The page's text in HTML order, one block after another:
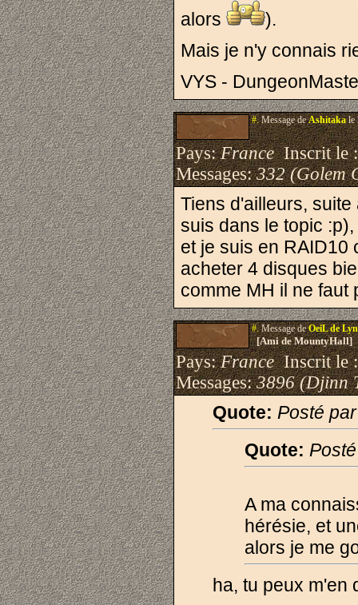
alors
).
Mais je n'y connais
VYS -
#.Message deAshitakale
Pays:FranceInscrit le
Messages:332 (Golem
Tiens d'ailleurs,
suis dans le topic
et je suis en RAID10
acheter 4 disques
comme MH il ne faut
#.Message deOeiL de
[Ami de MountyHall]
Pays:FranceInscrit le
Messages:3896 (Djinn
Quote: Posté
Quote:
A ma
hérésie, et
alors je me
ha, tu peux m'en